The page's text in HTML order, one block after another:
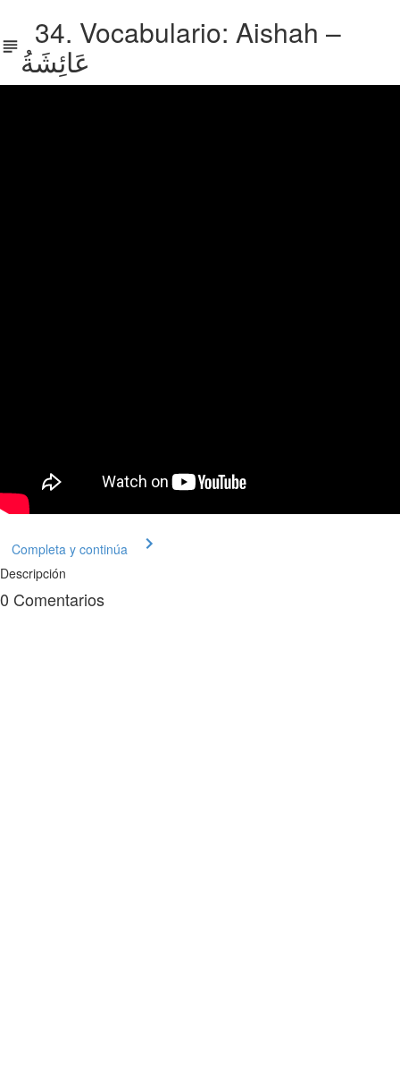
34. Vocabulario: Aishah –
عَائِشَةُ
Completa y continúa
Descripción
0 Comentarios